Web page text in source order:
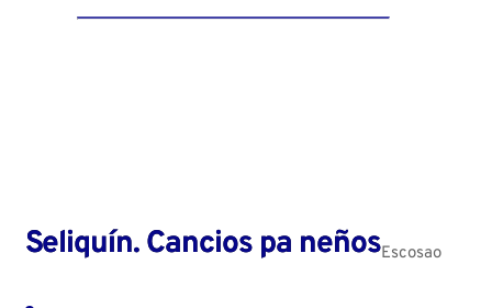
Seliquín. Cancios pa neñosEscosao